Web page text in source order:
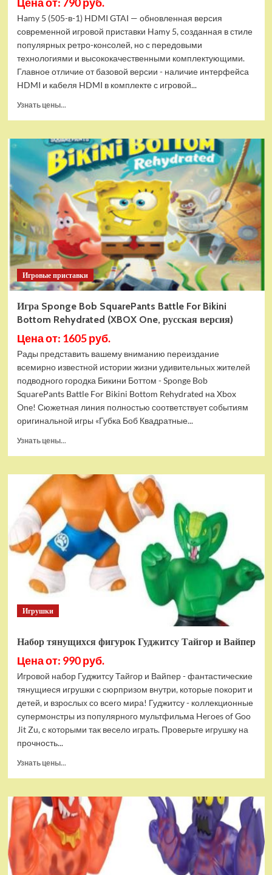
Hamy 5 (505-в-1) HDMI GTAI — обновленная версия
современной игровой приставки Hamy 5, созданная в стиле
популярных ретро-консолей, но с передовыми
технологиями и высококачественными комплектующими.
Главное отличие от базовой версии - наличие интерфейса
HDMI и кабеля HDMI в комплекте с игровой...
Узнать цены...
Игровая
приставка
Hamy
5
(505-
в-1)
HDMI
GTA
Игровые приставки
Игра Sponge Bob SquarePants Battle For Bikini
Bottom Rehydrated (XBOX One, русская версия)
Цена от: 1605 руб.
Рады представить вашему вниманию переиздание
всемирно известной истории жизни удивительных жителей
подводного городка Бикини Боттом - Sponge Bob
SquarePants Battle For Bikini Bottom Rehydrated на Xbox
One! Сюжетная линия полностью соответствует событиям
оригинальной игры «Губка Боб Квадратные...
Узнать цены...
Игра
Sponge
Bob
SquarePants
Battle
For
Bikini
Bottom
Rehydrated
(XBOX
Игрушки
Набор тянущихся фигурок Гуджитсу Тайгор и Вайпер
Цена от: 990 руб.
Игровой набор Гуджитсу Тайгор и Вайпер - фантастические
тянущиеся игрушки с сюрпризом внутри, которые покорит и
детей, и взрослых со всего мира! Гуджитсу - коллекционные
супермонстры из популярного мультфильма Heroes of Goo
Jit Zu, с которыми так весело играть. Проверьте игрушку на
прочность...
Узнать цены...
Набор
тянущихся
фигурок
Гуджитсу
Тайгор
и
Вайпер